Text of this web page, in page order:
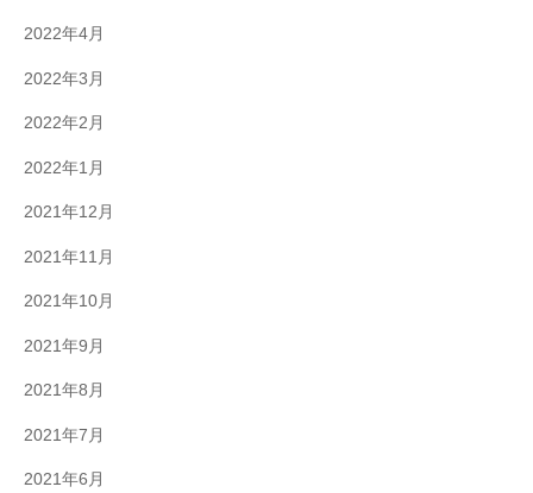
2022年4月
2022年3月
2022年2月
2022年1月
2021年12月
2021年11月
2021年10月
2021年9月
2021年8月
2021年7月
2021年6月